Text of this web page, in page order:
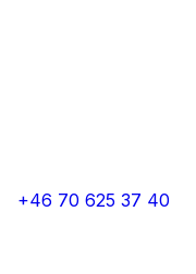
+46 70 625 37 40